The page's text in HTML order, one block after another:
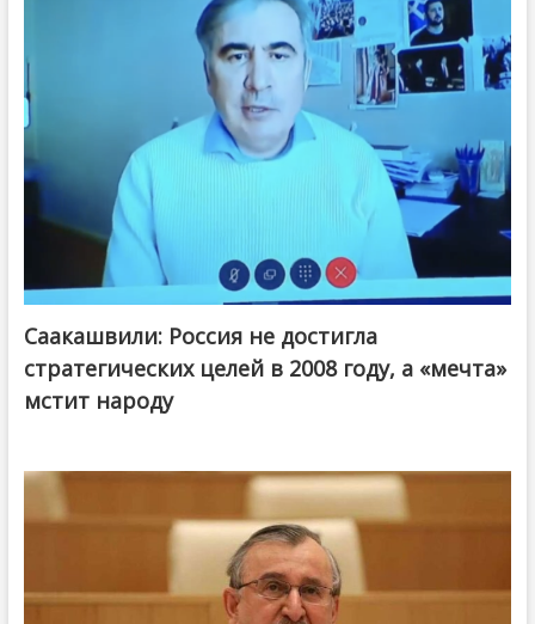
Саакашвили: Россия не достигла
стратегических целей в 2008 году, а «мечта»
мстит народу